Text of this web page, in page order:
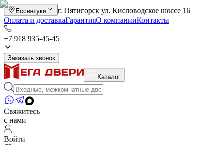
Ессентуки
г. Пятигорск ул. Кисловодское шоссе 16
Оплата и доставкаГарантияО компанииКонтакты
+7 918 935-45-45
Заказать звонок
Каталог
Свяжитесь
с нами
Войти